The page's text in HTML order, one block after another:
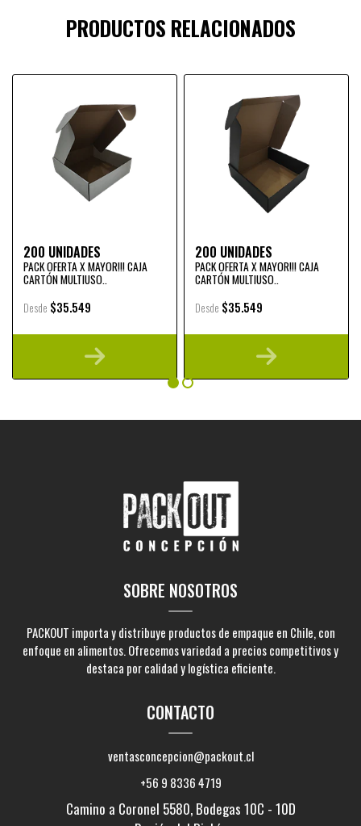
PRODUCTOS RELACIONADOS
200 UNIDADES
PACK OFERTA X MAYOR!!! CAJA
CARTÓN MULTIUSO..
Desde $35.549
200 UNIDADES
PACK OFERTA X MAYOR!!! CAJA
CARTÓN MULTIUSO..
Desde $35.549
SOBRE NOSOTROS
PACKOUT importa y distribuye productos de empaque en Chile, con
enfoque en alimentos. Ofrecemos variedad a precios competitivos y
destaca por calidad y logística eficiente.
CONTACTO
ventasconcepcion@packout.cl
+56 9 8336 4719
Camino a Coronel 5580, Bodegas 10C - 10D